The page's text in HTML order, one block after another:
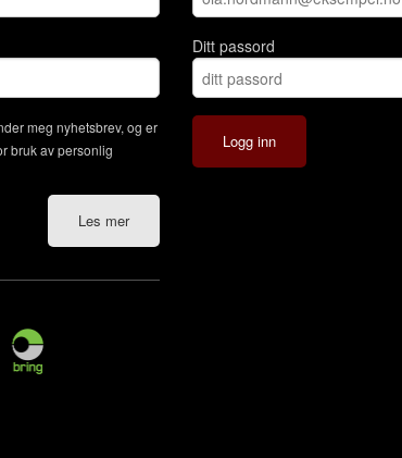
meg nyhetsbrev, og er
bruk av personlig
Les mer
Ditt passord